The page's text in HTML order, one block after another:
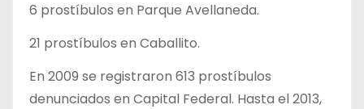
6 prostíbulos en Parque Avellaneda.
21 prostíbulos en Caballito.
En 2009 se registraron 613 prostíbulos
denunciados en Capital Federal. Hasta el 2013,